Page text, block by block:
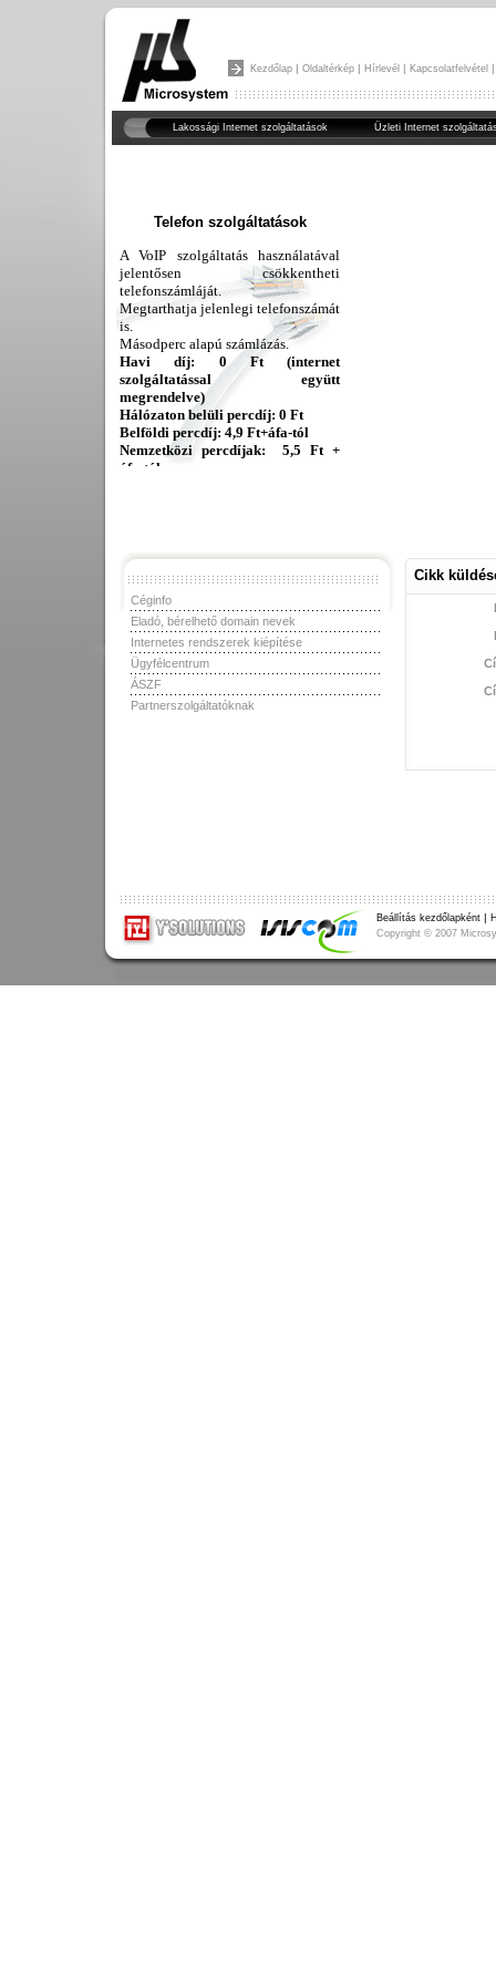
Kezdőlap | Oldaltérkép | Hírlevél | Kapcsolatfelvétel
Lakossági Internet szolgáltatások Üzleti Internet
Telefon szolgáltatások
A VoIP szolgáltatás használatával
jelentősen csökkentheti
telefonszámláját.
Megtarthatja jelenlegi telefonszámát
is.
Másodperc alapú számlázás.
Havi díj: 0 Ft (internet
szolgáltatással együtt
megrendelve)
Hálózaton belüli percdíj: 0 Ft
Belföldi percdíj: 4,9 Ft+áfa-tól
Nemzetközi percdíjak: 5,5 Ft +
áfa-tól
Céginfo
Eladó, bérelhető domain nevek
Internetes rendszerek kiépítése
Ügyfélcentrum
ÁSZF
Partnerszolgáltatóknak
Cikk
Beállítás kezdőlapként |
Copyright © 2007